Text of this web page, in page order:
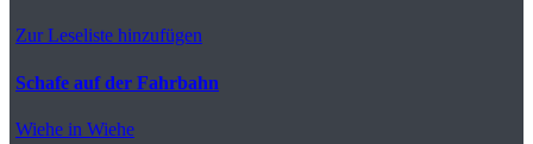
Zur Leseliste hinzufügen
Schafe auf der Fahrbahn
Wiehe in Wiehe